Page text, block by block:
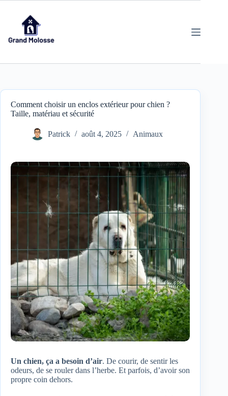
Comment choisir un enclos extérieur pour chien ?
Taille, matériau et sécurité
Patrick août 4, 2025 Animaux
Un chien, ça a besoin d’air. De courir, de sentir les
odeurs, de se rouler dans l’herbe. Et parfois, d’avoir son
propre coin dehors.